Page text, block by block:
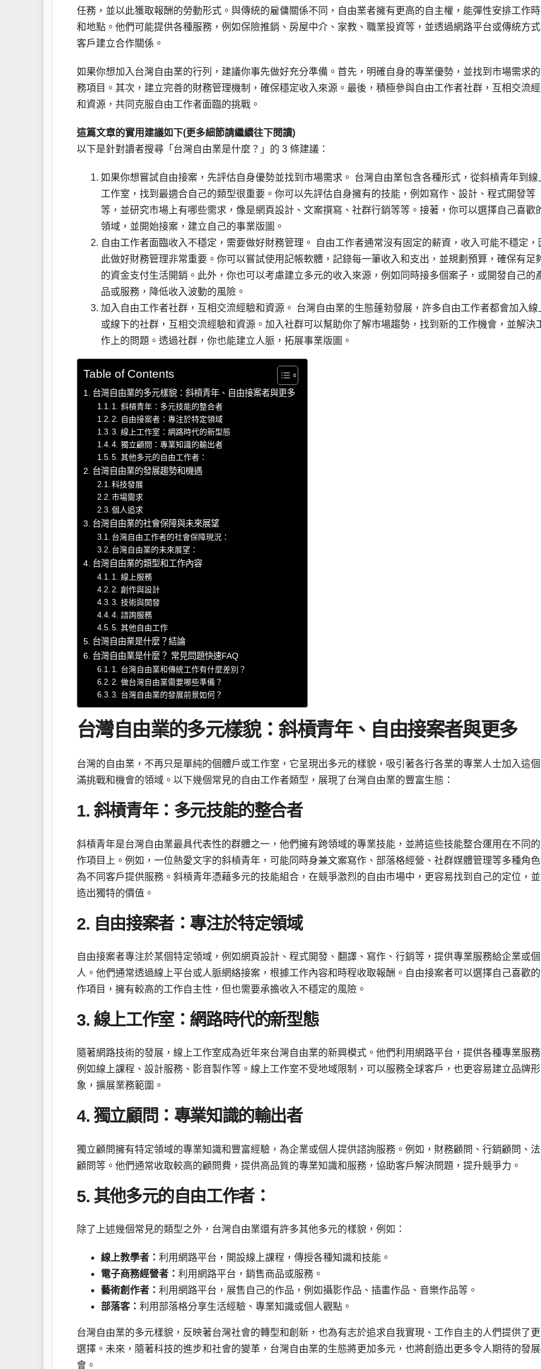
任務，並以此獲取報酬的勞動形式。與傳統的雇傭關係不同，自由業者擁有更高的自主權，能彈性安排工作
和地點。他們可能提供各種服務，例如保險推銷、房屋中介、家教、職業投資等，並透過網路平台或傳統方
客戶建立合作關係。
如果你想加入台灣自由業的行列，建議你事先做好充分準備。首先，明確自身的專業優勢，並找到市場需求
務項目。其次，建立完善的財務管理機制，確保穩定收入來源。最後，積極參與自由工作者社群，互相交流
和資源，共同克服自由工作者面臨的挑戰。
這篇文章的實用建議如下(更多細節請繼續往下閱讀)
以下是針對讀者搜尋「台灣自由業是什麼？」的 3 條建議：
如果你想嘗試自由接案，先評估自身優勢並找到市場需求。 台灣自由業包含各種形式，從斜槓青年到線
工作室，找到最適合自己的類型很重要。你可以先評估自身擁有的技能，例如寫作、設計、程式開發等
等，並研究市場上有哪些需求，像是網頁設計、文案撰寫、社群行銷等等。接著，你可以選擇自己喜歡
領域，並開始接案，建立自己的事業版圖。
自由工作者面臨收入不穩定，需要做好財務管理。 自由工作者通常沒有固定的薪資，收入可能不穩定，
此做好財務管理非常重要。你可以嘗試使用記帳軟體，記錄每一筆收入和支出，並規劃預算，確保有足
的資金支付生活開銷。此外，你也可以考慮建立多元的收入來源，例如同時接多個案子，或開發自己的
品或服務，降低收入波動的風險。
加入自由工作者社群，互相交流經驗和資源。 台灣自由業的生態蓬勃發展，許多自由工作者都會加入線
或線下的社群，互相交流經驗和資源。加入社群可以幫助你了解市場趨勢，找到新的工作機會，並解決
作上的問題。透過社群，你也能建立人脈，拓展事業版圖。
Table of Contents
台灣自由業的多元樣貌：斜槓青年、自由接案者與更多
1. 斜槓青年：多元技能的整合者
2. 自由接案者：專注於特定領域
3. 線上工作室：網路時代的新型態
4. 獨立顧問：專業知識的輸出者
5. 其他多元的自由工作者：
台灣自由業的發展趨勢和機遇
科技發展
市場需求
個人追求
台灣自由業的社會保障與未來展望
台灣自由工作者的社會保障現況：
台灣自由業的未來展望：
台灣自由業的類型和工作內容
1. 線上服務
2. 創作與設計
3. 技術與開發
4. 諮詢服務
5. 其他自由工作
台灣自由業是什麼？結論
台灣自由業是什麼？ 常見問題快速FAQ
1. 台灣自由業和傳統工作有什麼差別？
2. 做台灣自由業需要哪些準備？
3. 台灣自由業的發展前景如何？
台灣自由業的多元樣貌：斜槓青年、自由接案者與更多
台灣的自由業，不再只是單純的個體戶或工作室，它呈現出多元的樣貌，吸引著各行各業的專業人士加入這
滿挑戰和機會的領域。以下幾個常見的自由工作者類型，展現了台灣自由業的豐富生態：
1. 斜槓青年：多元技能的整合者
斜槓青年是台灣自由業最具代表性的群體之一，他們擁有跨領域的專業技能，並將這些技能整合運用在不同
作項目上。例如，一位熱愛文字的斜槓青年，可能同時身兼文案寫作、部落格經營、社群媒體管理等多種角
為不同客戶提供服務。斜槓青年憑藉多元的技能組合，在競爭激烈的自由市場中，更容易找到自己的定位，
造出獨特的價值。
2. 自由接案者：專注於特定領域
自由接案者專注於某個特定領域，例如網頁設計、程式開發、翻譯、寫作、行銷等，提供專業服務給企業或個
人。他們通常透過線上平台或人脈網絡接案，根據工作內容和時程收取報酬。自由接案者可以選擇自己喜歡
作項目，擁有較高的工作自主性，但也需要承擔收入不穩定的風險。
3. 線上工作室：網路時代的新型態
隨著網路技術的發展，線上工作室成為近年來台灣自由業的新興模式。他們利用網路平台，提供各種專業服
例如線上課程、設計服務、影音製作等。線上工作室不受地域限制，可以服務全球客戶，也更容易建立品牌形
象，擴展業務範圍。
4. 獨立顧問：專業知識的輸出者
獨立顧問擁有特定領域的專業知識和豐富經驗，為企業或個人提供諮詢服務。例如，財務顧問、行銷顧問、
顧問等。他們通常收取較高的顧問費，提供高品質的專業知識和服務，協助客戶解決問題，提升競爭力。
5. 其他多元的自由工作者：
除了上述幾個常見的類型之外，台灣自由業還有許多其他多元的樣貌，例如：
線上教學者： 利用網路平台，開設線上課程，傳授各種知識和技能。
電子商務經營者： 利用網路平台，銷售商品或服務。
藝術創作者： 利用網路平台，展售自己的作品，例如攝影作品、插畫作品、音樂作品等。
部落客： 利用部落格分享生活經驗、專業知識或個人觀點。
台灣自由業的多元樣貌，反映著台灣社會的轉型和創新，也為有志於追求自我實現、工作自主的人們提供了
選擇。未來，隨著科技的進步和社會的變革，台灣自由業的生態將更加多元，也將創造出更多令人期待的發
會。